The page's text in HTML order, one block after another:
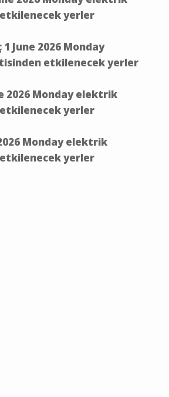
yerler
June 2026 Monday
etkilenecek yerler
2026 Monday elektrik
yerler
Monday elektrik
yerler